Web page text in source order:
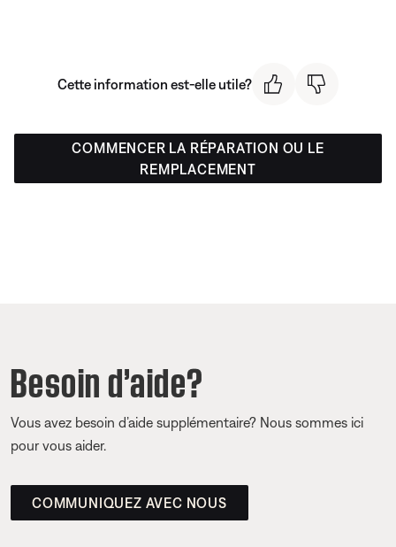
Cette information est-elle utile?
COMMENCER LA RÉPARATION OU LE
REMPLACEMENT
Besoin d’aide?
Vous avez besoin d’aide supplémentaire? Nous sommes ici
pour vous aider.
COMMUNIQUEZ AVEC NOUS